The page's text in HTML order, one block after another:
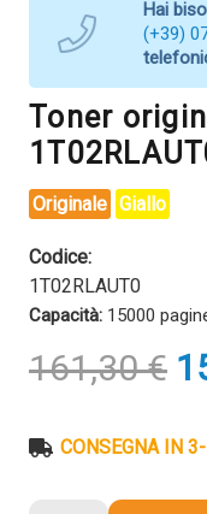
Hai
(+39)
Toner
Originale Giallo
Codice:
1T02RLAUT0
Capacità: 15000
161,30€ Il
CONSEGNA IN